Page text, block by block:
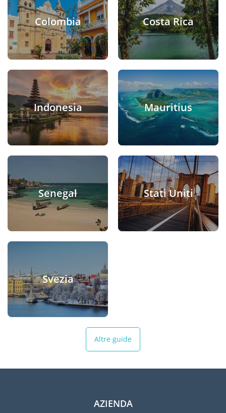
Colombia Costa Rica
Indonesia Mauritius
Senegal Stati Uniti
Svezia
Altre guide
AZIENDA